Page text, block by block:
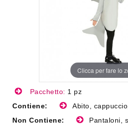
Clicca per fare lo
Pacchetto: 1 pz
Contiene:
Abito,
Non Contiene:
Pantaloni,